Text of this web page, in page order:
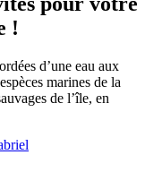
!
d’une eau aux
marines de la
de l’île, en